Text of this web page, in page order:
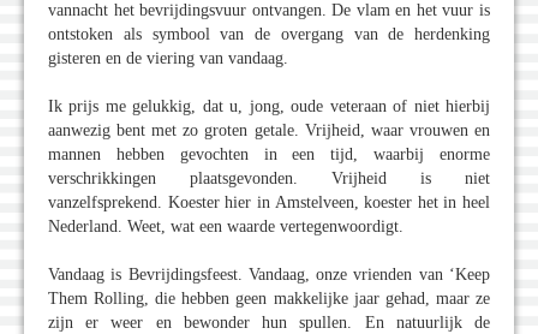
vannacht het bevrijdingsvuur ontvangen. De vlam en het vuur is
ontstoken als symbool van de overgang van de herdenking
gisteren en de viering van vandaag.
Ik prijs me gelukkig, dat u, jong, oude veteraan of niet hierbij
aanwezig bent met zo groten getale. Vrijheid, waar vrouwen en
mannen hebben gevochten in een tijd, waarbij enorme
verschrikkingen plaatsgevonden. Vrijheid is niet
vanzelfsprekend. Koester hier in Amstelveen, koester het in heel
Nederland. Weet, wat een waarde vertegenwoordigt.
Vandaag is Bevrijdingsfeest. Vandaag, onze vrienden van ‘Keep
Them Rolling, die hebben geen makkelijke jaar gehad, maar ze
zijn er weer en bewonder hun spullen. En natuurlijk de